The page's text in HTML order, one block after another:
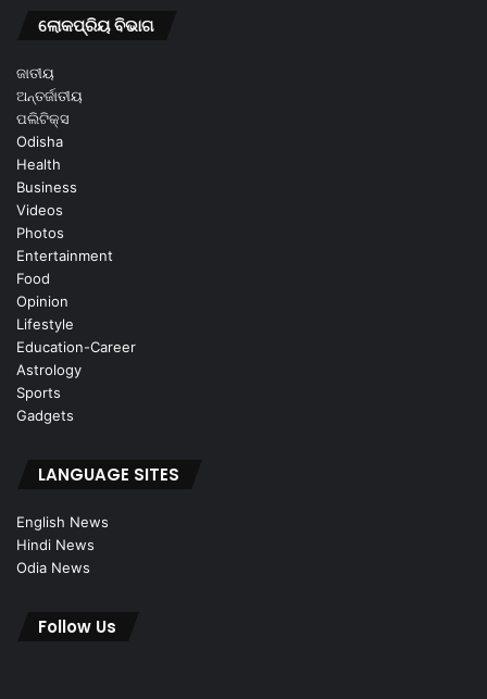
ଲୋକପ୍ରିୟ ବିଭାଗ
ଜାତୀୟ
ଅନ୍ତର୍ଜାତୀୟ
ପଲିଟିକ୍ସ
Odisha
Health
Business
Videos
Photos
Entertainment
Food
Opinion
Lifestyle
Education-Career
Astrology
Sports
Gadgets
LANGUAGE SITES
English News
Hindi News
Odia News
Follow Us